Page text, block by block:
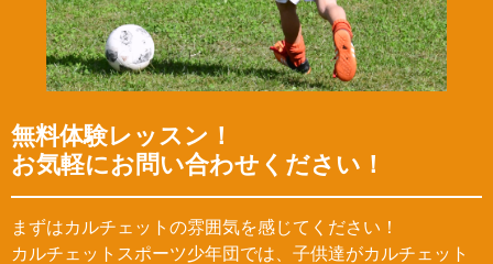
無料体験レッスン！
お気軽にお問い合わせください！
まずはカルチェットの雰囲気を感じてください！
カルチェットスポーツ少年団では、子供達がカルチェット